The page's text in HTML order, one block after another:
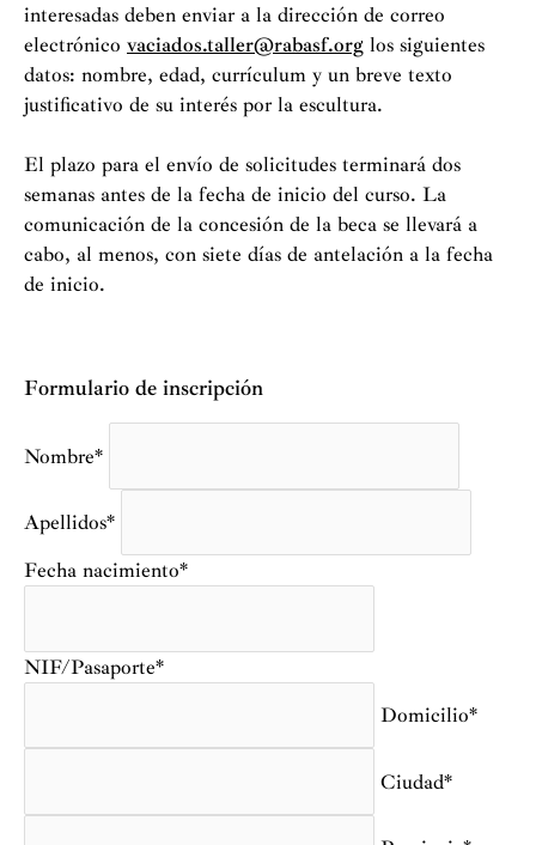
interesadas deben enviar a la dirección de correo
electrónico vaciados.taller@rabasf.org los siguientes
datos: nombre, edad, currículum y un breve texto
justificativo de su interés por la escultura.
El plazo para el envío de solicitudes terminará dos
semanas antes de la fecha de inicio del curso. La
comunicación de la concesión de la beca se llevará a
cabo, al menos, con siete días de antelación a la fecha
de inicio.
Formulario de inscripción
Nombre*
Apellidos*
Fecha nacimiento*
NIF/Pasaporte*
Domicilio*
Ciudad*